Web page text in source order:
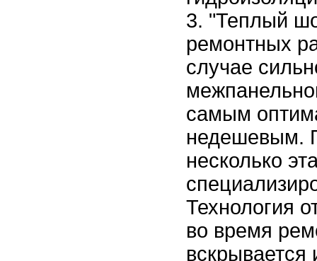
"Теплый
ремонтных
случае
самым
недешевым.
несколько
Технология
во время
вскрывается